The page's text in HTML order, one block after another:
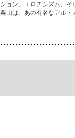
ョン、エロチシズム、
山は、あの有名なアル